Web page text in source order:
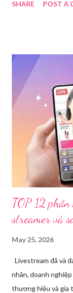
Bị Các Thiết Bị
Thanh 1.1.1.
ảnh): Chọn máy
SHARE POST A
TOP 12
streamer và
May 25, 2026
Livestream đã và
nhân, doanh
thương hiệu và gia